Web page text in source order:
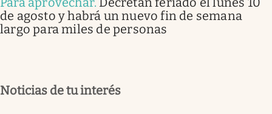
de agosto y habrá un nuevo fin de semana
largo para miles de personas
Noticias de tu interés